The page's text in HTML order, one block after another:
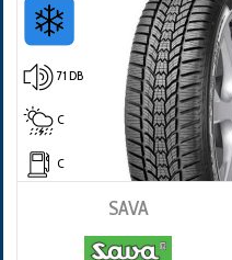
71 DB
C
C
SAVA